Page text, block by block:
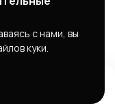
с нами, вы
куки.